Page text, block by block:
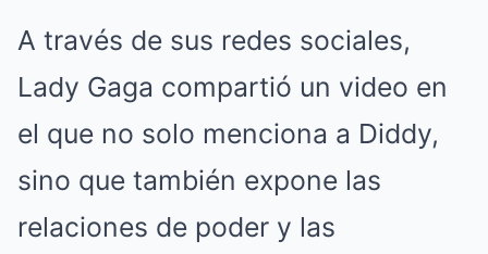
A través de sus redes sociales,
Lady Gaga compartió un video en
el que no solo menciona a Diddy,
sino que también expone las
relaciones de poder y las